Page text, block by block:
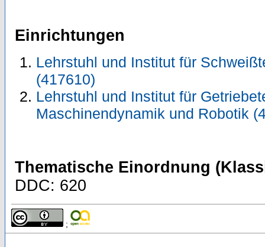
Einrichtungen
Lehrstuhl und Institut für
(417610)
Lehrstuhl und Institut für
Maschinendynamik und Robotik
Thematische Einordnung
DDC: 620
;